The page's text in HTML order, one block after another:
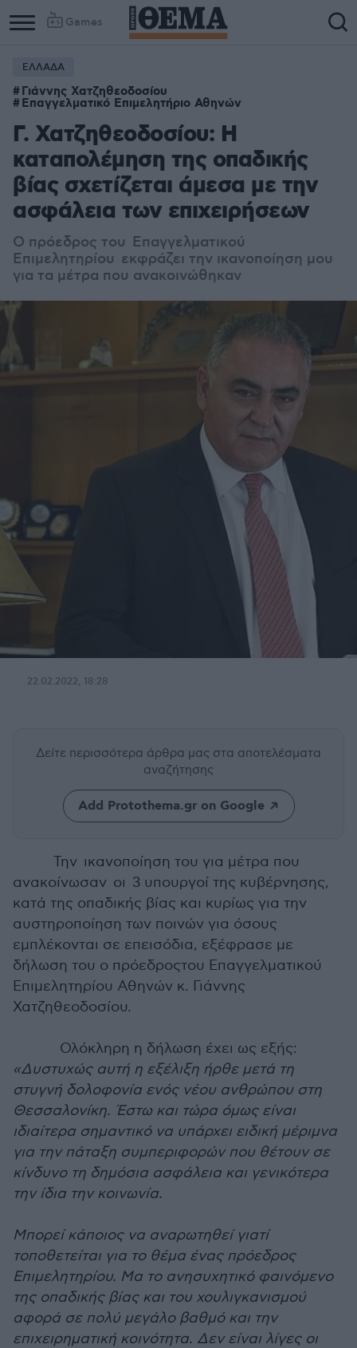
Games
ΕΛΛΑΔΑ
Γιάννης Χατζηθεοδοσίου
Επαγγελματικό Επιμελητήριο Αθηνών
Γ. Χατζηθεοδοσίου: Η
καταπολέμηση της οπαδικής
βίας σχετίζεται άμεσα με την
ασφάλεια των επιχειρήσεων
Ο πρόεδρος του Επαγγελματικού
Επιμελητηρίου εκφράζει την ικανοποίηση μου
για τα μέτρα που ανακοινώθηκαν
22.02.2022, 18:28
Δείτε περισσότερα άρθρα μας στα αποτελέσματα
αναζήτησης
Add Protothema.gr on Google
Την ικανοποίηση του για μέτρα που
ανακοίνωσαν οι 3 υπουργοί της κυβέρνησης,
κατά της οπαδικής βίας και κυρίως για την
αυστηροποίηση των ποινών για όσους
εμπλέκονται σε επεισόδια, εξέφρασε με
δήλωση του ο πρόεδροςτου Επαγγελματικού
Επιμελητηρίου Αθηνών κ. Γιάννης
Χατζηθεοδοσίου.
Ολόκληρη η δήλωση έχει ως εξής:
«Δυστυχώς αυτή η εξέλιξη ήρθε μετά τη
στυγνή δολοφονία ενός νέου ανθρώπου στη
Θεσσαλονίκη. Έστω και τώρα όμως είναι
ιδιαίτερα σημαντικό να υπάρχει ειδική μέριμνα
για την πάταξη συμπεριφορών που θέτουν σε
κίνδυνο τη δημόσια ασφάλεια και γενικότερα
την ίδια την κοινωνία.
Μπορεί κάποιος να αναρωτηθεί γιατί
τοποθετείται για το θέμα ένας πρόεδρος
Επιμελητηρίου. Μα το ανησυχητικό φαινόμενο
της οπαδικής βίας και του χουλιγκανισμού
αφορά σε πολύ μεγάλο βαθμό και την
επιχειρηματική κοινότητα. Δεν είναι λίγες οι